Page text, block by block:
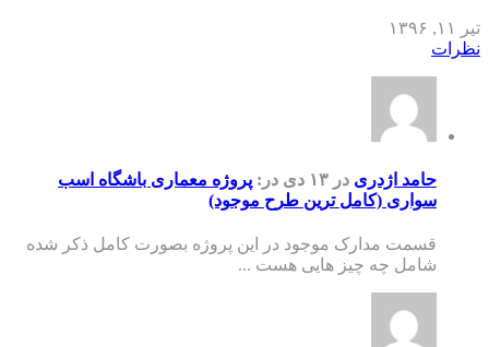
تیر ۱۱, ۱۳۹۶
نظرات
حامد اژدری در ۱۳ دی در: پروژه معماری باشگاه اسب
سواری (کامل ترین طرح موجود)
قسمت مدارک موجود در این پروژه بصورت کامل ذکر شده
شامل چه چیز هایی هست ...